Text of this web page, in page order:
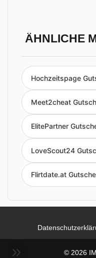
ÄHNLICHE
Hochzeitspage
Meet2cheat
ElitePartner
LoveScout24
Flirtdate.at
© 2026